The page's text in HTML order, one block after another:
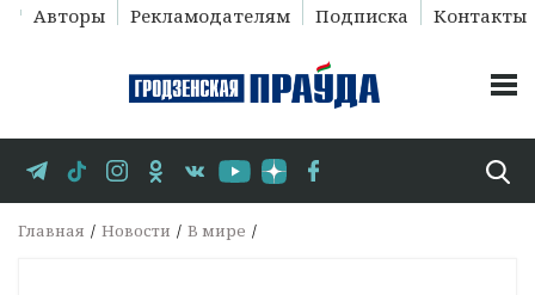
Авторы Рекламодателям Подписка Контакты
Главная Новости В мире